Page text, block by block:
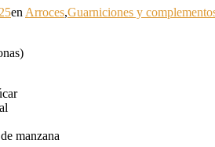
en Arroces,Guarniciones y
manzana